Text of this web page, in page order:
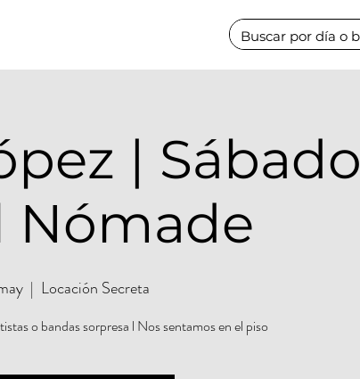
| Sábado
Nómade
  |
Locación Secreta
o bandas sorpresa l Nos sentamos en el piso